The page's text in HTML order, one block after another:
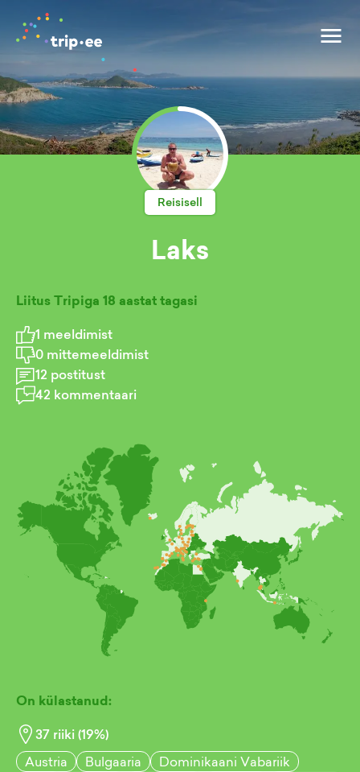
Reisisell
Laks
Liitus Tripiga 18 aastat tagasi
1 meeldimist
0 mittemeeldimist
12 postitust
42 kommentaari
On külastanud:
37 riiki (19%)
Austria
Bulgaaria
Dominikaani Vabariik